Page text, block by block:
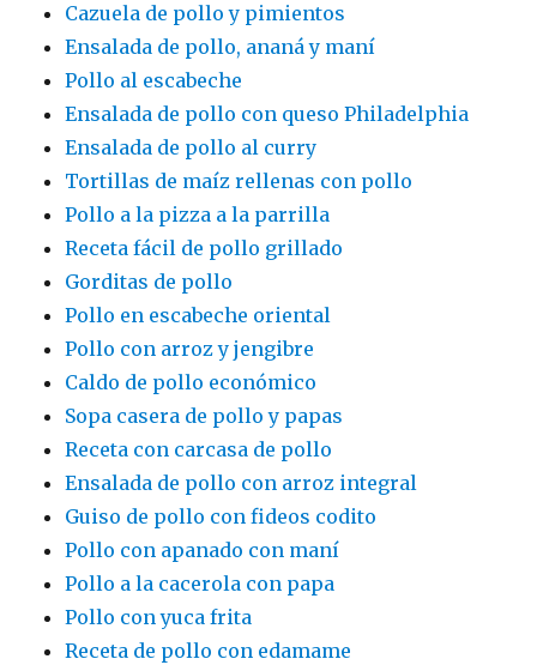
Cazuela de pollo y pimientos
Ensalada de pollo, ananá y maní
Pollo al escabeche
Ensalada de pollo con queso Philadelphia
Ensalada de pollo al curry
Tortillas de maíz rellenas con pollo
Pollo a la pizza a la parrilla
Receta fácil de pollo grillado
Gorditas de pollo
Pollo en escabeche oriental
Pollo con arroz y jengibre
Caldo de pollo económico
Sopa casera de pollo y papas
Receta con carcasa de pollo
Ensalada de pollo con arroz integral
Guiso de pollo con fideos codito
Pollo con apanado con maní
Pollo a la cacerola con papa
Pollo con yuca frita
Receta de pollo con edamame